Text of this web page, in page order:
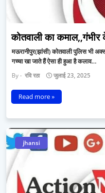
कोतवाली का
मऊरानीपुर(झांसी) कोतवाली पुलिस भी
गच्चा खा जाते हैं ऐसा ही हुआ है कलाव…
रवि रठा जुलाई 23, 2025
Read more »
jhansi